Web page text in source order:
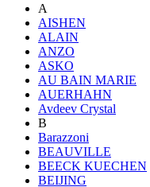
A
AISHEN
ALAIN
ANZO
ASKO
AU BAIN MARIE
AUERHAHN
Avdeev Crystal
B
Barazzoni
BEAUVILLE
BEECK KUECHEN
BEIJING